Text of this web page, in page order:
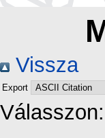
Vissza
Export
Válasszon: